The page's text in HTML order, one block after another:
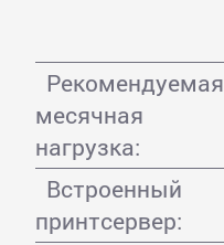
Рекомендуемая
месячная
нагрузка:
Встроенный
принтсервер: